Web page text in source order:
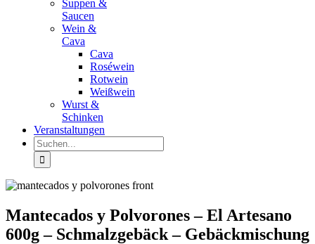
Suppen &
Saucen
Wein &
Cava
Cava
Roséwein
Rotwein
Weißwein
Wurst &
Schinken
Veranstaltungen
Suche
nach:
Mantecados y Polvorones – El Artesano
600g – Schmalzgebäck – Gebäckmischung